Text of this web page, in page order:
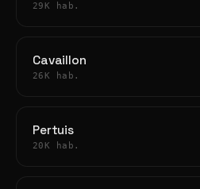
29K hab.
Cavaillon
26K hab.
Pertuis
20K hab.